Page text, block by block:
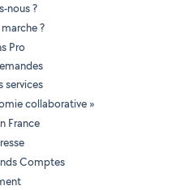
nous ?
?
Pro
services
collaborative »
France
Comptes